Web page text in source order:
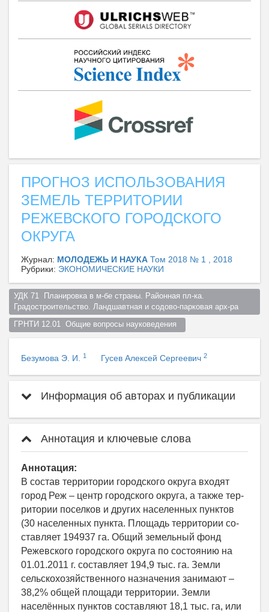
ПРОГНОЗ ИСПОЛЬЗОВАНИЯ
ЗЕМЕЛЬ ТЕРРИТОРИИ
РЕЖЕВСКОГО ГОРОДСКОГО
ОКРУГА
Журнал: МОЛОДЕЖЬ И НАУКА Том 2018 № 1 , 2018
Рубрики: ЭКОНОМИЧЕСКИЕ НАУКИ
УДК 71  Планировка в м-бе страны. Районная пл-ка.
Градостроительство. Ландшавтная и содово-парковая арх-ра
ГРНТИ 12.01  Общие вопросы науковедения
Безумова Э. И. 1 Гусев Алексей Сергеевич 2
Информация об авторах и публикации
Аннотация и ключевые слова
Аннотация:
В состав территории городского округа входят
город Реж – центр городского округа, а также тер-
ритории поселков и других населенных пунктов
(30 населенных пункта. Площадь территории со-
ставляет 194937 га. Общий земельный фонд
Режевского городского округа по состоянию на
01.01.2011 г. составляет 194,9 тыс. га. Земли
сельскохозяйственного назначения занимают –
38,2% общей площади территории. Земли
населённых пунктов составляют 18,1 тыс. га, или